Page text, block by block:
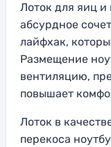
Лоток для яиц и
абсурдное
лайфхак,
Размещение
вентиляцию,
повышает
Лоток в
перекоса